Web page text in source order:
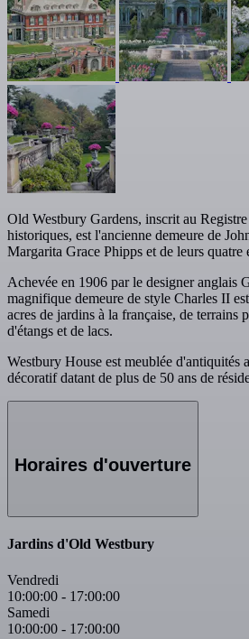
Old Westbury Gardens, inscrit au
historiques, est l'ancienne demeure de
Margarita Grace Phipps et de leurs quatre
Achevée en 1906 par le designer anglais
magnifique demeure de style Charles II
acres de jardins à la française, de terrains
d'étangs et de lacs.
Westbury House est meublée d'antiquités
décoratif datant de plus de 50 ans de
Horaires d'ouverture
Jardins d'Old Westbury
Vendredi
10:00:00 - 17:00:00
Samedi
10:00:00 - 17:00:00